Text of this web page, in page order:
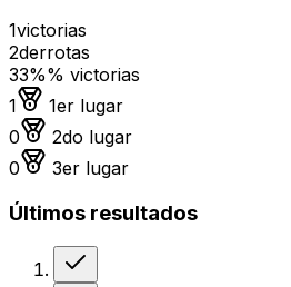
1victorias
2derrotas
33%% victorias
1
Medalla de oro
1er lugar
0
Medalla de plata
2do lugar
0
Medalla de bronce
3er lugar
Últimos resultados